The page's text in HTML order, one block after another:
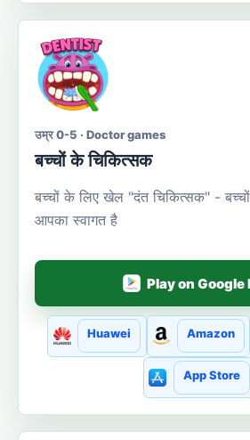
उम्र 0-5 · Doctor games
बच्चों के चिकित्सक
बच्चों के लिए खेल "दंत चिकित्सक" -
आपका स्वागत है
Play on Google
Huawei Amazon
App Store